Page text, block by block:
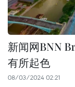
新闻网BNN
有所起色
08/03/2024 02:21